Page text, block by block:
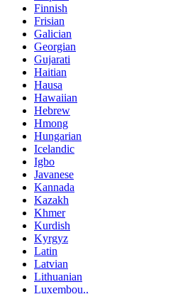
Finnish
Frisian
Galician
Georgian
Gujarati
Haitian
Hausa
Hawaiian
Hebrew
Hmong
Hungarian
Icelandic
Igbo
Javanese
Kannada
Kazakh
Khmer
Kurdish
Kyrgyz
Latin
Latvian
Lithuanian
Luxembou..